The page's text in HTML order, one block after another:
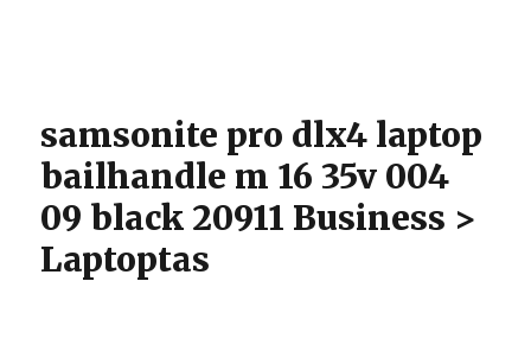
samsonite pro dlx4 laptop
bailhandle m 16 35v 004
09 black 20911 Business >
Laptoptas